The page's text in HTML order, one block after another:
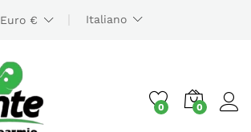
Euro € Italiano
0 0